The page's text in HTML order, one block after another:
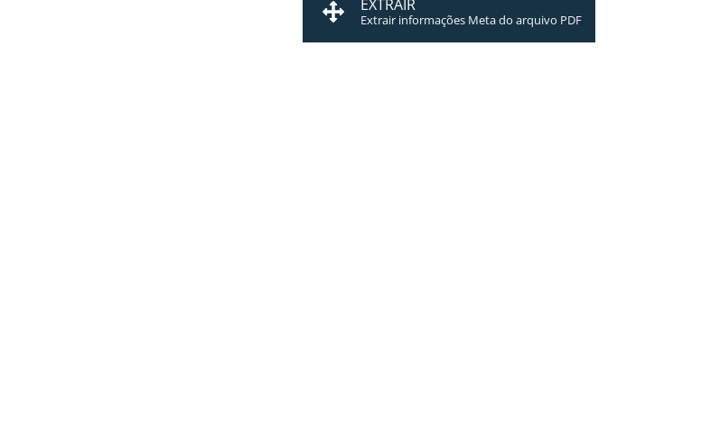
EXTRAIR
Extrair informações Meta do arquivo PDF